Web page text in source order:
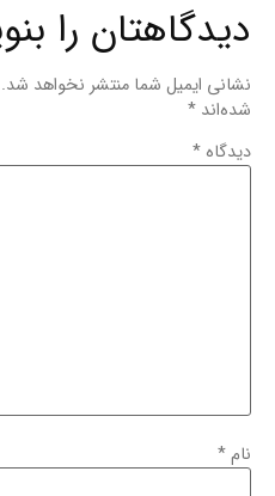
دیدگاهتان را
نشانی ایمیل شما منتشر نخواهد شد.
شده‌اند *
دیدگاه *
نام*